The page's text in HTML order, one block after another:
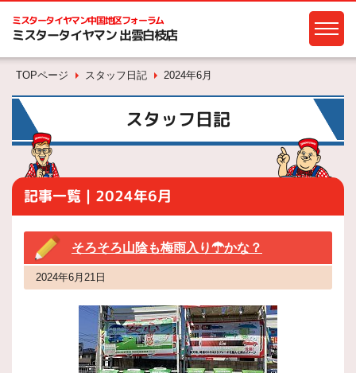
ミスタータイヤマン中国地区フォーラム
ミスタータイヤマン 出雲白枝店
TOPページ スタッフ日記 2024年6月
スタッフ日記
記事一覧｜2024年6月
そろそろ山陰も梅雨入り☂かな？
2024年6月21日